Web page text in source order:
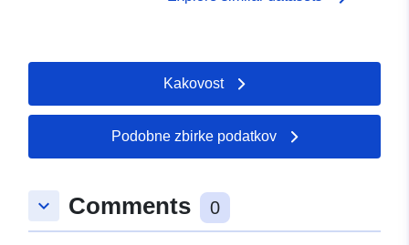
Kakovost
Podobne zbirke podatkov
keyboard_arrow_down Comments 0